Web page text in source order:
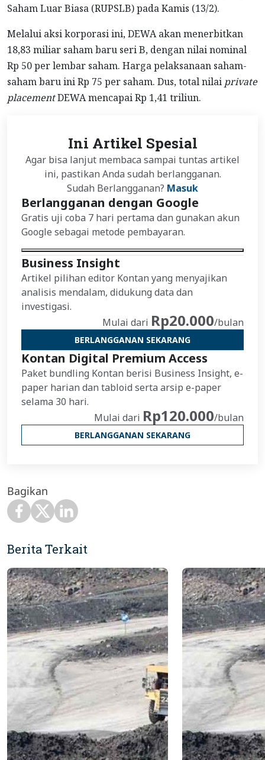
Saham Luar Biasa (RUPSLB) pada Kamis (13/2).
Melalui aksi korporasi ini, DEWA akan menerbitkan
18,83 miliar saham baru seri B, dengan nilai nominal
Rp 50 per lembar saham. Harga pelaksanaan saham-
saham baru ini Rp 75 per saham. Dus, total nilai private
placementDEWA mencapai Rp 1,41 triliun.
Ini Artikel Spesial
Agar bisa lanjut membaca sampai tuntas artikel
ini, pastikan Anda sudah berlangganan.
Sudah Berlangganan? Masuk
Berlangganan dengan Google
Gratis uji coba 7 hari pertama dan gunakan akun
Google sebagai metode pembayaran.
Business Insight
Artikel pilihan editor Kontan yang menyajikan
analisis mendalam, didukung data dan
investigasi.
Mulai dari Rp20.000/bulan
BERLANGGANAN SEKARANG
Kontan Digital Premium Access
Paket bundling Kontan berisi Business Insight, e-
paper harian dan tabloid serta arsip e-paper
selama 30 hari.
Mulai dari Rp120.000/bulan
BERLANGGANAN SEKARANG
Bagikan
Berita Terkait